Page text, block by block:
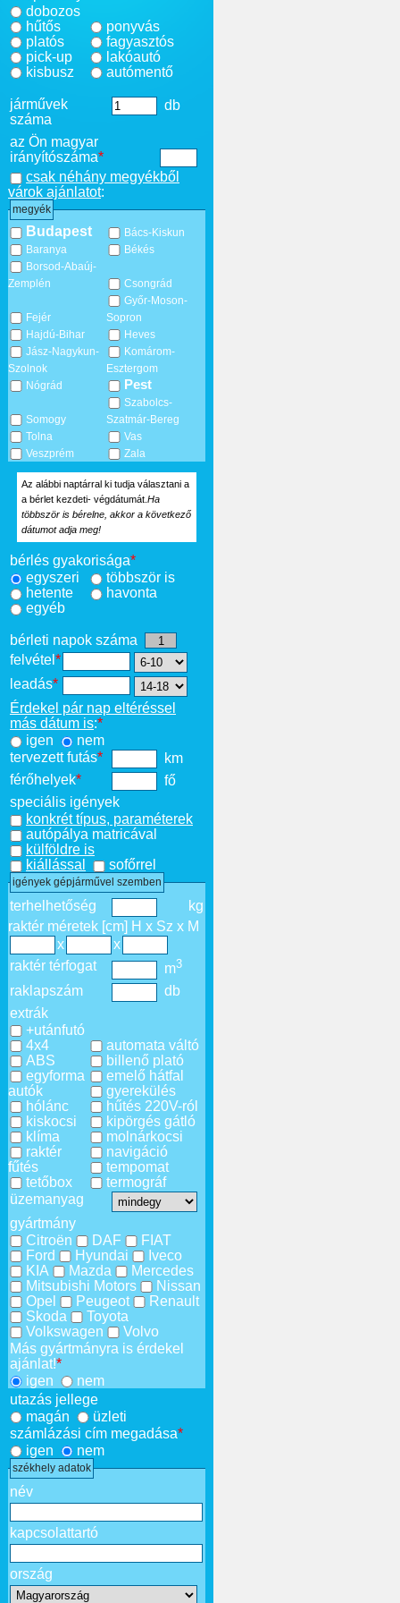
dobozos
hűtős
platós
pick-up
kisbusz
ponyvás
fagyasztós
lakóautó
autómentő
járművek
száma
db
az Ön magyar
irányítószáma*
csak néhány megyékből
várok ajánlatot:
megyék
Budapest
Bács-Kiskun
Baranya
Békés
Borsod-Abaúj-
Zemplén
Csongrád
Fejér
Győr-Moson-
Sopron
Hajdú-Bihar
Heves
Jász-Nagykun-
Szolnok
Komárom-
Esztergom
Nógrád
Pest
Somogy
Szabolcs-
Szatmár-Bereg
Tolna
Vas
Veszprém
Zala
Az alábbi naptárral ki tudja választani a
a bérlet kezdeti- végdátumát. Ha
többször is bérelne, akkor a következő
dátumot adja meg!
bérlés gyakorisága*
egyszeri
többször is
hetente
havonta
egyéb
bérleti napok száma
felvétel *
leadás*
Érdekel pár nap eltéréssel
más dátum is:*
igen
nem
tervezett futás*
km
férőhelyek*
fő
speciális igények
konkrét típus, paraméterek
autópálya matricával
külföldre is
kiállással
sofőrrel
igények gépjárművel szemben
terhelhetőség
kg
raktér méretek [cm] H x Sz x M
x
x
raktér térfogat
m3
raklapszám
db
extrák
+utánfutó
4x4
ABS
egyforma
autók
hólánc
kiskocsi
klíma
raktér
fűtés
tetőbox
automata váltó
billenő plató
emelő hátfal
gyerekülés
hűtés 220V-ról
kipörgés gátló
molnárkocsi
navigáció
tempomat
termográf
üzemanyag
gyártmány
Citroën
DAF
FIAT
Ford
Hyundai
Iveco
KIA
Mazda
Mercedes
Mitsubishi Motors
Nissan
Opel
Peugeot
Renault
Skoda
Toyota
Volkswagen
Volvo
Más gyártmányra is érdekel
ajánlat!*
igen
nem
utazás jellege
magán
üzleti
számlázási cím megadása*
igen
nem
székhely adatok
név
kapcsolattartó
ország